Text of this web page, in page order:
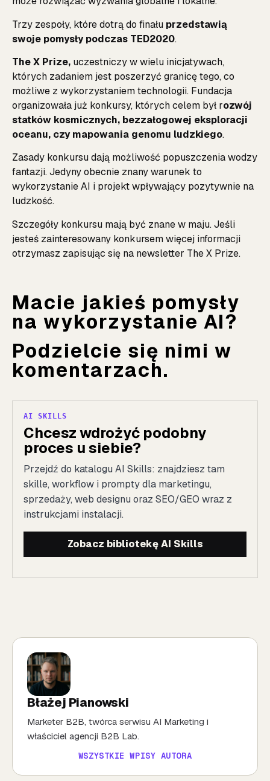
Trzy zespoły, które dotrą do finału przedstawią
swoje pomysły podczas TED2020.
The X Prize, uczestniczy w wielu inicjatywach,
których zadaniem jest poszerzyć granicę tego, co
możliwe z wykorzystaniem technologii. Fundacja
organizowała już konkursy, których celem był rozwój
statków kosmicznych, bezzałogowej eksploracji
oceanu, czy mapowania genomu ludzkiego.
Zasady konkursu dają możliwość popuszczenia wodzy
fantazji. Jedyny obecnie znany warunek to
wykorzystanie AI i projekt wpływający pozytywnie na
ludzkość.
Szczegóły konkursu mają być znane w maju. Jeśli
jesteś zainteresowany konkursem więcej informacji
otrzymasz zapisując się na newsletter The X Prize.
Macie jakieś pomysły
na wykorzystanie AI?
Podzielcie się nimi w
komentarzach.
AI SKILLS
Chcesz wdrożyć podobny
proces u siebie?
Przejdź do katalogu AI Skills: znajdziesz tam
skille, workflow i prompty dla marketingu,
sprzedaży, web designu oraz SEO/GEO wraz z
instrukcjami instalacji.
Zobacz bibliotekę AI Skills
Błażej Pianowski
Marketer B2B, twórca serwisu AI Marketing i
właściciel agencji B2B Lab.
WSZYSTKIE WPISY AUTORA